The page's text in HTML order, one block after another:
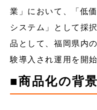
業」において、「低
システム」として採
品として、福岡県内
験導入され運用を開
■商品化の背景